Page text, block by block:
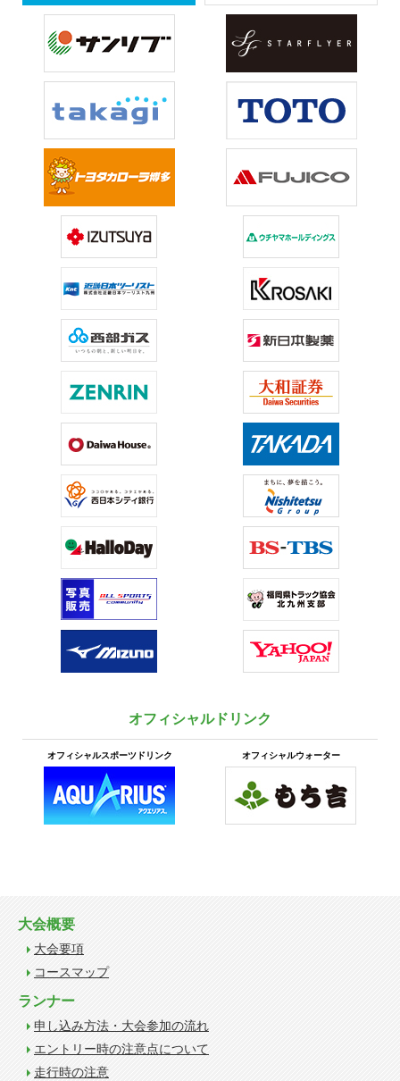
オフィシャルドリンク
オフィシャルスポーツドリンク オフィシャルウォーター
大会概要
大会要項
コースマップ
ランナー
申し込み方法・大会参加の流れ
エントリー時の注意点について
走行時の注意